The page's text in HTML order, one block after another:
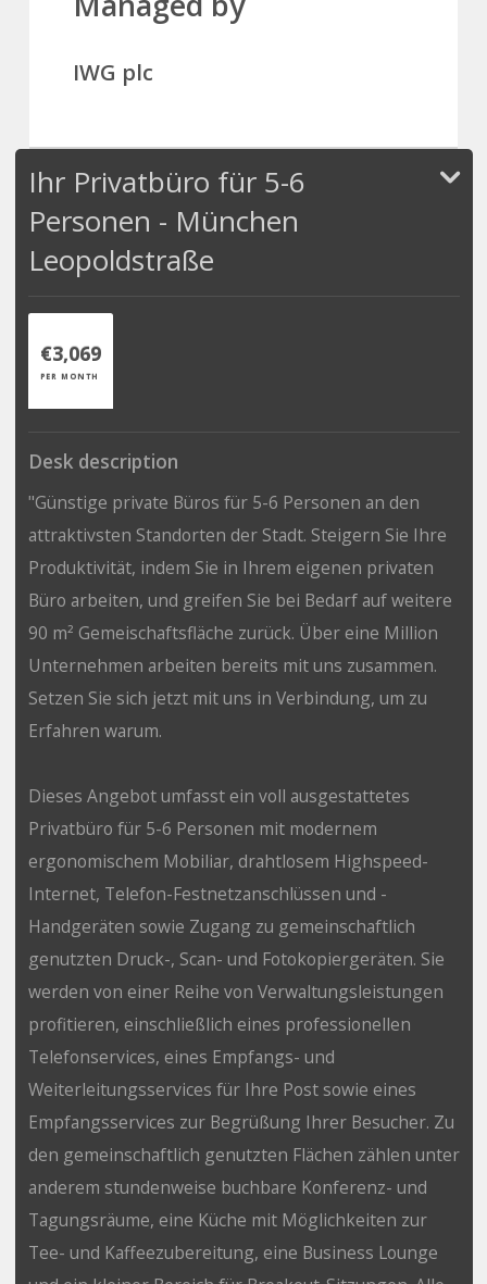
IWG plc
Ihr Privatbüro für 5-6
Personen - München
Leopoldstraße
€3,069
PER MONTH
Desk description
"Günstige private Büros für 5-6 Personen an den
attraktivsten Standorten der Stadt. Steigern Sie Ihre
Produktivität, indem Sie in Ihrem eigenen privaten
Büro arbeiten, und greifen Sie bei Bedarf auf weitere
90 m² Gemeischaftsfläche zurück. Über eine Million
Unternehmen arbeiten bereits mit uns zusammen.
Setzen Sie sich jetzt mit uns in Verbindung, um zu
Erfahren warum.
Dieses Angebot umfasst ein voll ausgestattetes
Privatbüro für 5-6 Personen mit modernem
ergonomischem Mobiliar, drahtlosem Highspeed-
Internet, Telefon-Festnetzanschlüssen und -
Handgeräten sowie Zugang zu gemeinschaftlich
genutzten Druck-, Scan- und Fotokopiergeräten. Sie
werden von einer Reihe von Verwaltungsleistungen
profitieren, einschließlich eines professionellen
Telefonservices, eines Empfangs- und
Weiterleitungsservices für Ihre Post sowie eines
Empfangsservices zur Begrüßung Ihrer Besucher. Zu
den gemeinschaftlich genutzten Flächen zählen unter
anderem stundenweise buchbare Konferenz- und
Tagungsräume, eine Küche mit Möglichkeiten zur
Tee- und Kaffeezubereitung, eine Business Lounge